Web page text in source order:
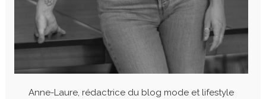
Anne-Laure, rédactrice du blog mode et lifestyle